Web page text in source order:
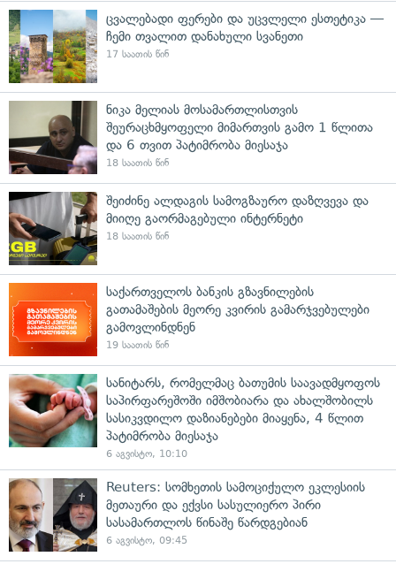
ცვალებადი ფერები და უცვლელი ესთეტიკა —
ჩემი თვალით დანახული სვანეთი
17 საათის წინ
ნიკა მელიას მოსამართლისთვის
შეურაცხმყოფელი მიმართვის გამო 1 წლითა
და 6 თვით პატიმრობა მიესაჯა
18 საათის წინ
შეიძინე ალდაგის სამოგზაურო დაზღვევა და
მიიღე გაორმაგებული ინტერნეტი
18 საათის წინ
საქართველოს ბანკის გზავნილების
გათამაშების მეორე კვირის გამარჯვებულები
გამოვლინდნენ
19 საათის წინ
სანიტარს, რომელმაც ბათუმის საავადმყოფოს
საპირფარეშოში იმშობიარა და ახალშობილს
სასიკვდილო დაზიანებები მიაყენა, 4 წლით
პატიმრობა მიესაჯა
6 აგვისტო, 10:10
Reuters: სომხეთის სამოციქულო ეკლესიის
მეთაური და ექვსი სასულიერო პირი
სასამართლოს წინაშე წარდგებიან
6 აგვისტო, 09:45